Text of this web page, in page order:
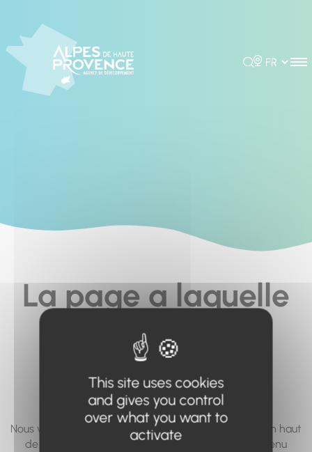
Rechercher
Choisir la
La page a laquelle
vous cherchez à
accéder n'existe
pas... ou plus.
Nous vous invitons à utiliser le moteur de recherche en haut
de page, ou à utiliser le menu pour trouver le contenu
This site uses cookies
and gives you control
over what you want to
activate